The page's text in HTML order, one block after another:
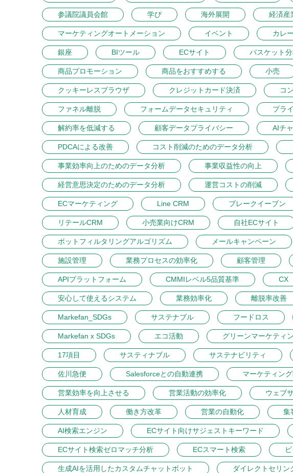
参議院議員会館 学び 海外展開 経済産
マーケティングオートメーション イベント カレー
銀座 BIツール ECサイト バスケット
商品プロモーション 商品をおすすめする 小売
クッキーレスブラウザ クレジットカード決済 コ
ファネル離脱 フォームデータセキュリティ プラ
解約率を低減する 顧客データプライバシー AIチ
PDCAによる改善 コスト削減のためのデータ分析
事業効率向上のためのデータ分析 事業収益性の向上
経営意思決定のためのデータ分析 運営コストの削減
ECマーケティング Line CRM ブレークイーブン
リテールCRM 小売業向けCRM 自社ECサイト
ボットフィルタリングアルゴリズム メールキャンペーン
施設管理 業務プロセスの効率化 顧客管理
APIプラットフォーム CMMIレベル5品質基準 CX
安心して使えるシステム 業務効率化 離脱率改善
Markefan_SDGs サステナブル フードロス
Markefan x SDGs エコ活動 グリーンマーケティ
17項目 サスティナブル サステナビリティ
佐川急便 Salesforceとの自動連携 マーケティン
営業効率を向上させる 営業活動の効率化 ウェブ
人材育成 働き方改革 営業の自動化 集
AI検索エンジン ECサイト向けサジェストキーワード
ECサイト検索ゼロマッチ分析 ECスマート検索
生成AIを活用したカスタムチャットボット ダイレクトセリン